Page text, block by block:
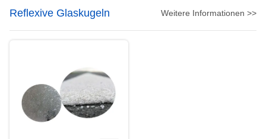
Reflexive Glaskugeln Weitere Informationen >>